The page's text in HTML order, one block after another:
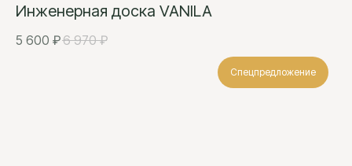
Инженерная доска VANILA
5 600 ₽6 970 ₽
Спецпредложение